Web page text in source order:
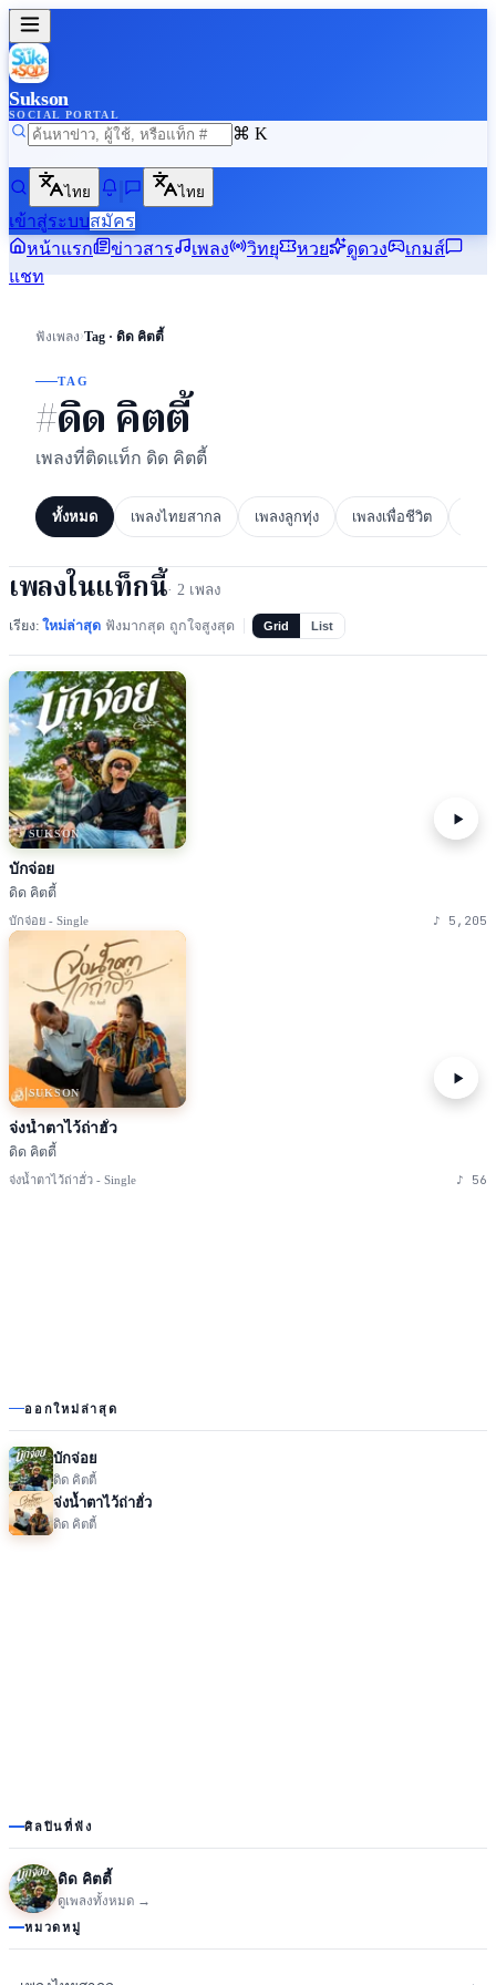
Sukson
SOCIAL PORTAL
⌘ K
ไทย ไทย
เข้าสู่ระบบสมัคร
หน้าแรก
ข่าวสาร เพลง วิทยุ หวย ดูดวง
เกมส์
แชท
ฟังเพลง›Tag · ดิด คิตตี้
TAG
#ดิด คิตตี้
เพลงที่ติดแท็ก ดิด คิตตี้
ทั้งหมด เพลงไทยสากล เพลงลูกทุ่ง เพลงเพื่อชีวิต
เพลงในแท็กนี้· 2 เพลง
เรียง: ใหม่ล่าสุด ฟังมากสุด ถูกใจสูงสุด Grid List
♪ SUKSON
บักจ่อย
ดิด คิตตี้
บักจ่อย - Single ♪ 5,205
♪ SUKSON
จ่งน้ำตาไว้ถ่าฮั่ว
ดิด คิตตี้
จ่งน้ำตาไว้ถ่าฮั่ว - Single ♪ 56
ออกใหม่ล่าสุด
บักจ่อย
ดิด คิตตี้
จ่งน้ำตาไว้ถ่าฮั่ว
ดิด คิตตี้
ศิลปินที่ฟัง
ดิด คิตตี้
ดูเพลงทั้งหมด →
หมวดหมู่